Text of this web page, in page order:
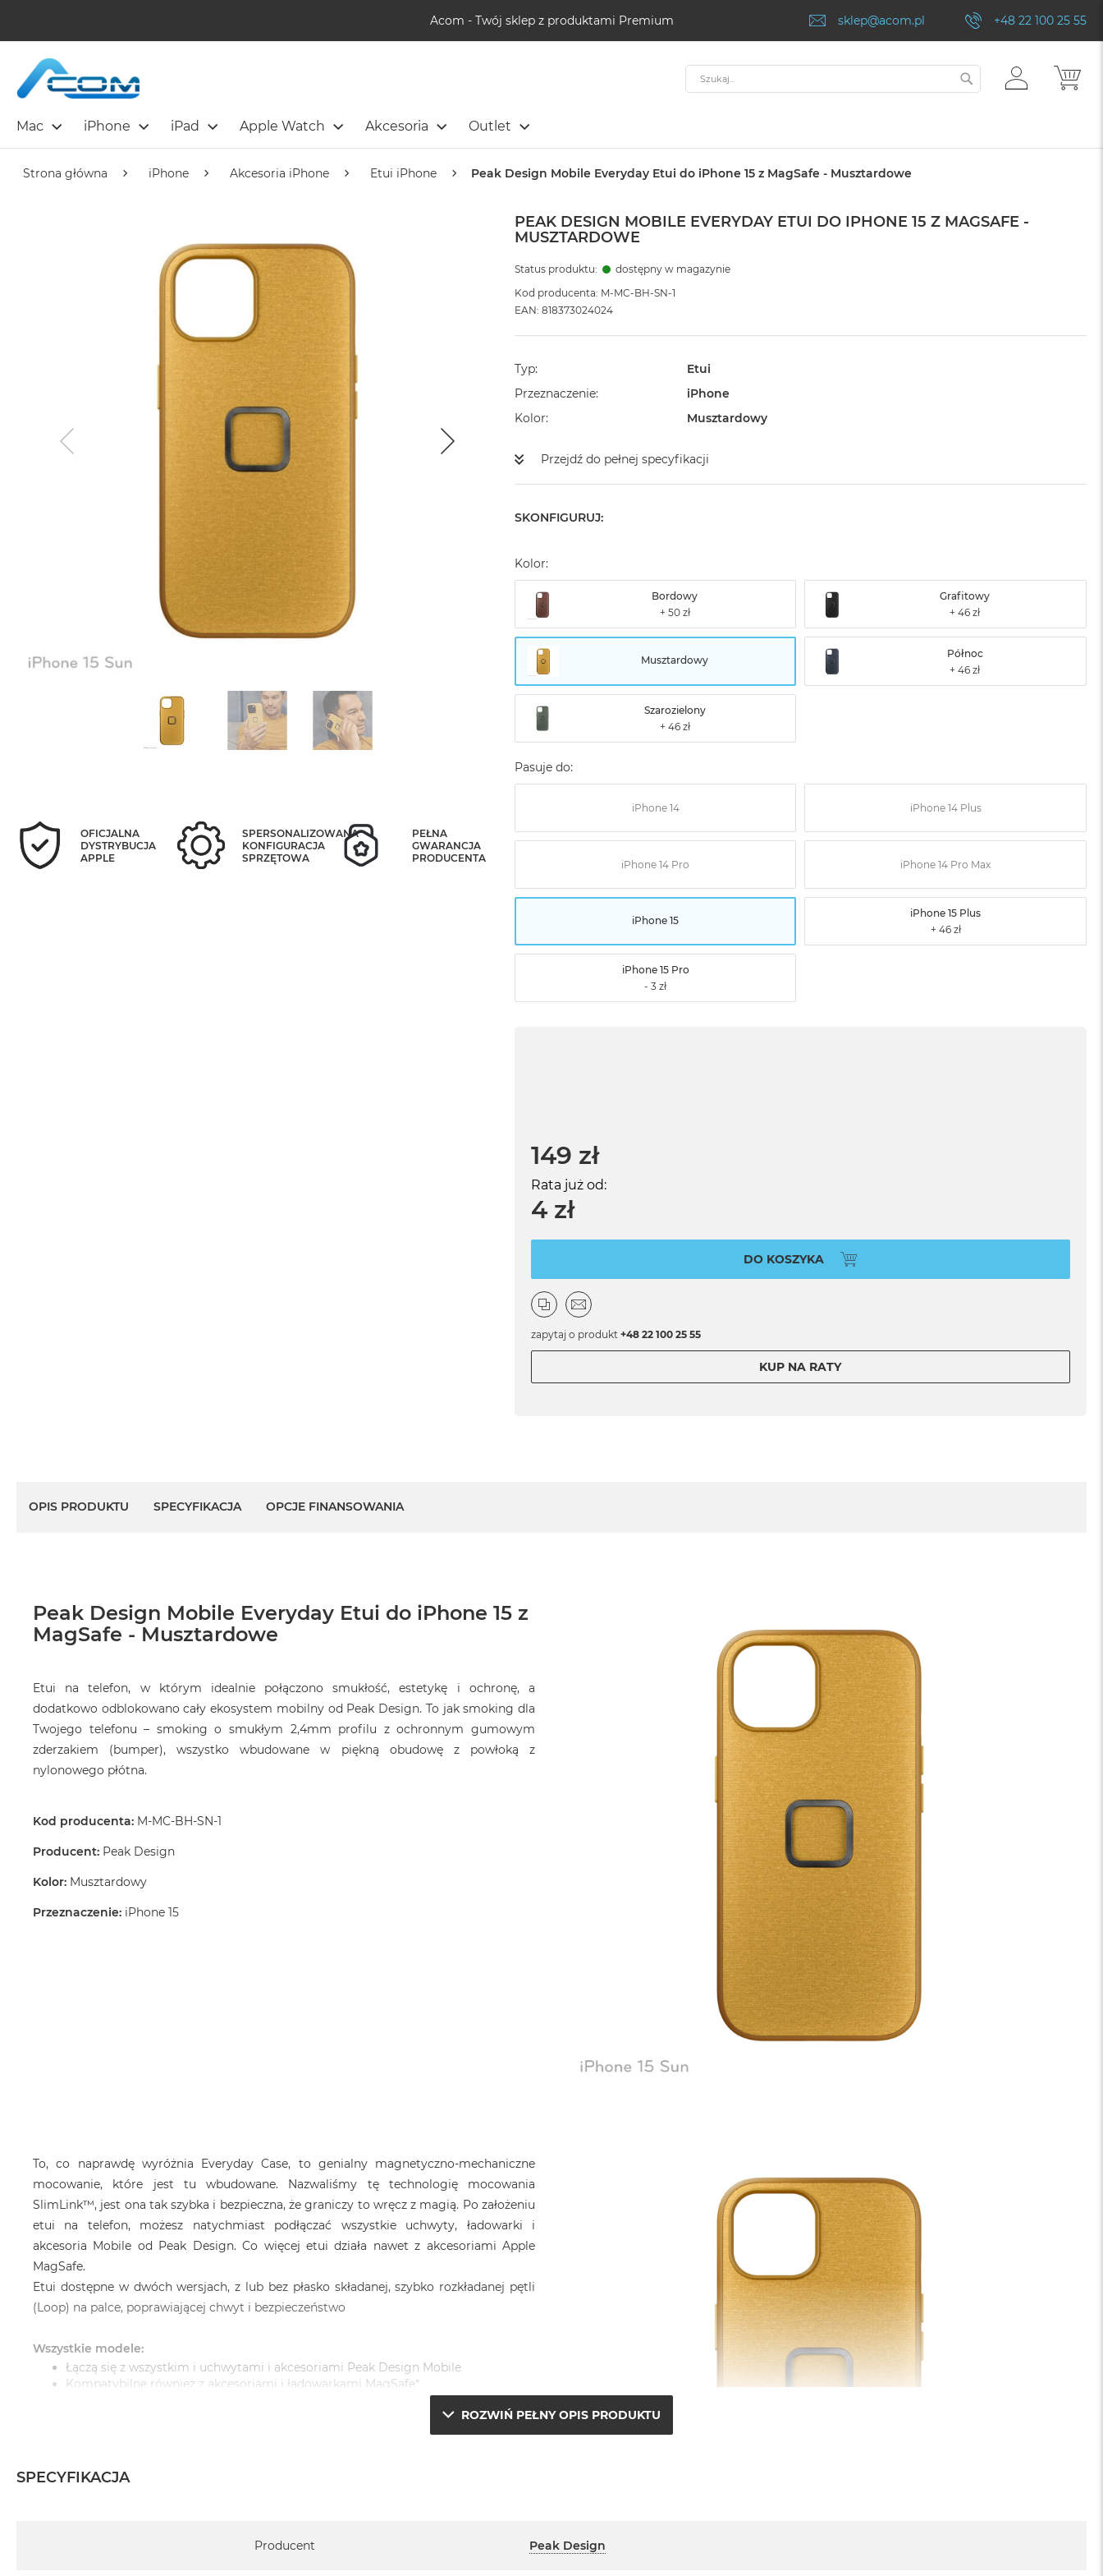
Acom - Twój sklep z produktami Premium sklep@acom.pl +48 22 100 25 55
Mac iPhone iPad Apple Watch Akcesoria Outlet
ZALOGUJ
SIĘ
Szukaj SZUKAJ
Strona główna iPhone Akcesoria iPhone Etui iPhone Peak Design Mobile Everyday Etui do iPhone 15 z MagSafe - Musztardowe
PEAK DESIGN MOBILE EVERYDAY ETUI DO IPHONE 15 Z MAGSAFE -
MUSZTARDOWE
Status produktu:
dostępny w magazynie
Kod producenta: M-MC-BH-SN-1
EAN: 818373024024
Typ
Etui
Przeznaczenie
iPhone
Kolor
Musztardowy
Przejdź do pełnej specyfikacji
SKONFIGURUJ:
Kolor:
Bordowy Grafitowy
Musztardowy
Północ
Szarozielony
Pasuje do:
iPhone 14 iPhone 14 Plus
iPhone 14 Pro iPhone 14 Pro Max
iPhone 15
iPhone 15 Plus
iPhone 15 Pro
149 zł
Rata już od:
4 zł
DO KOSZYKA
zapytaj o produkt +48 22 100 25 55
KUP NA RATY
OFICJALNA
DYSTRYBUCJA
APPLE
SPERSONALIZOWANA
KONFIGURACJA
SPRZĘTOWA
PEŁNA
GWARANCJA
PRODUCENTA
OPIS PRODUKTU SPECYFIKACJA OPCJE FINANSOWANIA
Peak Design Mobile Everyday Etui do iPhone 15 z
MagSafe - Musztardowe
Etui na telefon, w którym idealnie połączono smukłość, estetykę i ochronę, a
dodatkowo odblokowano cały ekosystem mobilny od Peak Design. To jak smoking dla
Twojego telefonu – smoking o smukłym 2,4mm profilu z ochronnym gumowym
zderzakiem (bumper), wszystko wbudowane w piękną obudowę z powłoką z
nylonowego płótna.
Kod producenta: M-MC-BH-SN-1
Producent: Peak Design
Kolor: Musztardowy
Przeznaczenie: iPhone 15
To, co naprawdę wyróżnia Everyday Case, to genialny magnetyczno-mechaniczne
mocowanie, które jest tu wbudowane. Nazwaliśmy tę technologię mocowania
SlimLink™, jest ona tak szybka i bezpieczna, że graniczy to wręcz z magią. Po założeniu
etui na telefon, możesz natychmiast podłączać wszystkie uchwyty, ładowarki i
akcesoria Mobile od Peak Design. Co więcej etui działa nawet z akcesoriami Apple
MagSafe.
Etui dostępne w dwóch wersjach, z lub bez płasko składanej, szybko rozkładanej pętli
(Loop) na palce, poprawiającej chwyt i bezpieczeństwo
Wszystkie modele:
Łączą się z wszystkim i uchwytami i akcesoriami Peak Design Mobile
Kompatybilne również z akcesoriami i ładowarkami MagSafe*
Wbudowana technologia blokady magnetycznej (zwana SlimLink™) jest
Ochrona przed upadkiem z wysokości 2 m
2 punkty montażowe dla kotwic Peak Design umożliwiają podpięcie /
ROZWIŃ PEŁNY OPIS PRODUKTU
SPECYFIKACJA
Producent
Peak Design